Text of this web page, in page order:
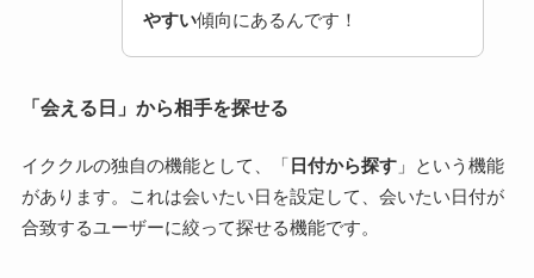
やすい傾向にあるんです！
「会える日」から相手を探せる
イククルの独自の機能として、「 日付から探す」という機能
があります。これは会いたい日を設定して、会いたい日付が
合致するユーザーに絞って探せる機能です。